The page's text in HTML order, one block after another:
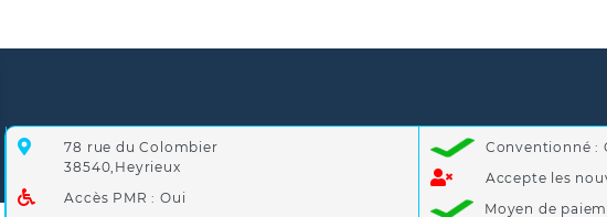
78 rue du Colombier
38540,Heyrieux
Accès PMR : Oui
Conventionné :
Accepte les
Moyen de